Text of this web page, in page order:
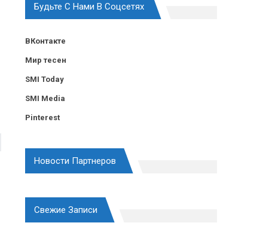
Будьте С Нами В Соцсетях
ВКонтакте
Мир тесен
SMI Today
SMI Media
Pinterest
Новости Партнеров
Свежие Записи